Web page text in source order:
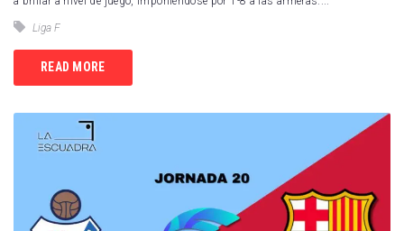
Liga F
READ MORE